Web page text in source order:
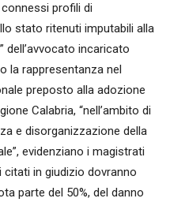
profili di
stato ritenuti imputabili alla
dell’avvocato incaricato
la rappresentanza nel
preposto alla adozione
Calabria, “nell’ambito di
e disorganizzazione della
evidenziano i magistrati
in giudizio dovranno
parte del 50%, del danno